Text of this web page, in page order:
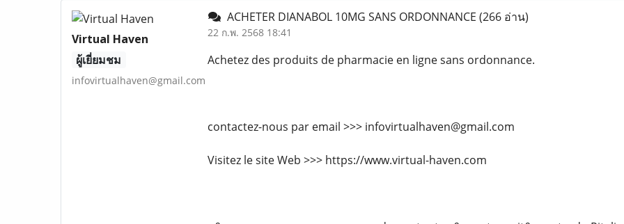
Virtual Haven
ผู้เยี่ยมชม
infovirtualhaven@gmail.com
ACHETER DIANABOL 10MG SANS ORDONNANCE (266 อ่าน)
22 ก.พ. 2568 18:41
Achetez des produits de pharmacie en ligne sans ordonnance.
contactez-nous par email >>> infovirtualhaven@gmail.com
Visitez le site Web >>> https://www.virtual-haven.com